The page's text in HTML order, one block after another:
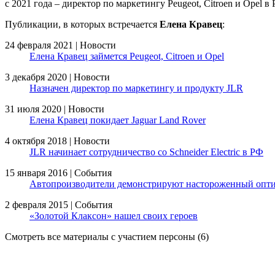
с 2021 года – директор по маркетингу Peugeot, Citroen и Opel в
Публикации, в которых встречается Елена Кравец:
24 февраля 2021 | Новости
Елена Кравец займется Peugeot, Citroen и Opel
3 декабря 2020 | Новости
Назначен директор по маркетингу и продукту JLR
31 июля 2020 | Новости
Елена Кравец покидает Jaguar Land Rover
4 октября 2018 | Новости
JLR начинает сотрудничество со Schneider Electric в РФ
15 января 2016 | События
Автопроизводители демонстрируют настороженный
2 февраля 2015 | События
«Золотой Клаксон» нашел своих героев
Смотреть все материалы с участием персоны (6)